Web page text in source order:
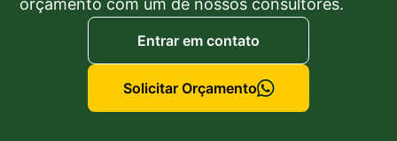
orçamento com um de nossos consultores.
Entrar em contato
Solicitar Orçamento